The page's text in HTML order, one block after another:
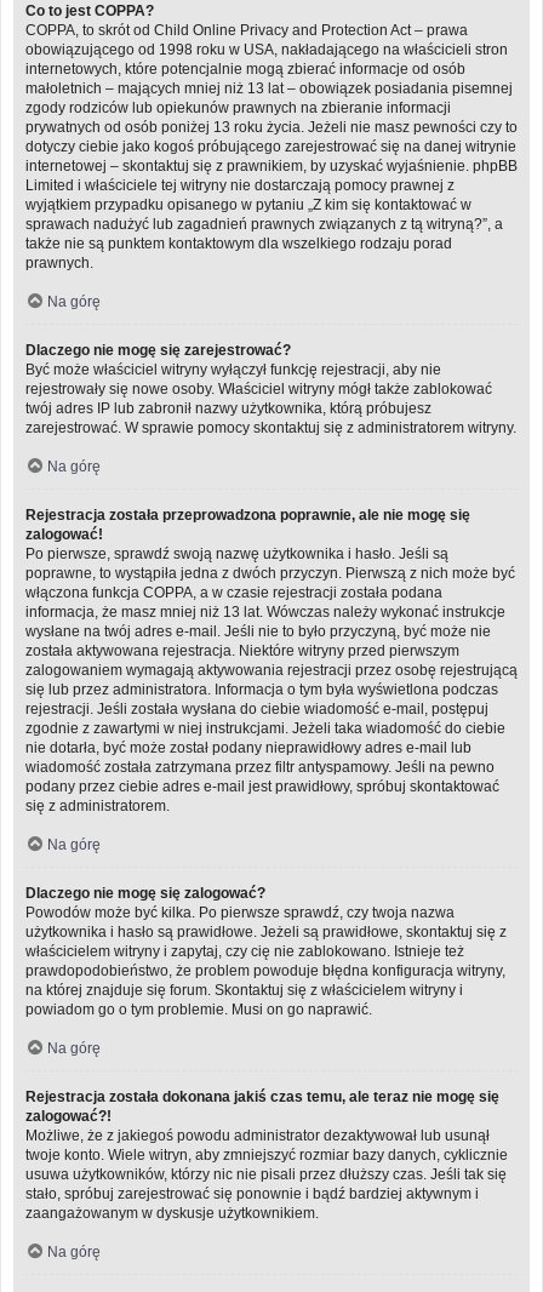
Co to jest COPPA?
COPPA, to skrót od Child Online Privacy and Protection Act – prawa
obowiązującego od 1998 roku w USA, nakładającego na właścicieli stron
internetowych, które potencjalnie mogą zbierać informacje od osób
małoletnich – mających mniej niż 13 lat – obowiązek posiadania pisemnej
zgody rodziców lub opiekunów prawnych na zbieranie informacji
prywatnych od osób poniżej 13 roku życia. Jeżeli nie masz pewności czy to
dotyczy ciebie jako kogoś próbującego zarejestrować się na danej witrynie
internetowej – skontaktuj się z prawnikiem, by uzyskać wyjaśnienie. phpBB
Limited i właściciele tej witryny nie dostarczają pomocy prawnej z
wyjątkiem przypadku opisanego w pytaniu „Z kim się kontaktować w
sprawach nadużyć lub zagadnień prawnych związanych z tą witryną?”, a
także nie są punktem kontaktowym dla wszelkiego rodzaju porad
prawnych.
Na górę
Dlaczego nie mogę się zarejestrować?
Być może właściciel witryny wyłączył funkcję rejestracji, aby nie
rejestrowały się nowe osoby. Właściciel witryny mógł także zablokować
twój adres IP lub zabronił nazwy użytkownika, którą próbujesz
zarejestrować. W sprawie pomocy skontaktuj się z administratorem witryny.
Na górę
Rejestracja została przeprowadzona poprawnie, ale nie mogę się
zalogować!
Po pierwsze, sprawdź swoją nazwę użytkownika i hasło. Jeśli są
poprawne, to wystąpiła jedna z dwóch przyczyn. Pierwszą z nich może być
włączona funkcja COPPA, a w czasie rejestracji została podana
informacja, że masz mniej niż 13 lat. Wówczas należy wykonać instrukcje
wysłane na twój adres e-mail. Jeśli nie to było przyczyną, być może nie
została aktywowana rejestracja. Niektóre witryny przed pierwszym
zalogowaniem wymagają aktywowania rejestracji przez osobę rejestrującą
się lub przez administratora. Informacja o tym była wyświetlona podczas
rejestracji. Jeśli została wysłana do ciebie wiadomość e-mail, postępuj
zgodnie z zawartymi w niej instrukcjami. Jeżeli taka wiadomość do ciebie
nie dotarła, być może został podany nieprawidłowy adres e-mail lub
wiadomość została zatrzymana przez filtr antyspamowy. Jeśli na pewno
podany przez ciebie adres e-mail jest prawidłowy, spróbuj skontaktować
się z administratorem.
Na górę
Dlaczego nie mogę się zalogować?
Powodów może być kilka. Po pierwsze sprawdź, czy twoja nazwa
użytkownika i hasło są prawidłowe. Jeżeli są prawidłowe, skontaktuj się z
właścicielem witryny i zapytaj, czy cię nie zablokowano. Istnieje też
prawdopodobieństwo, że problem powoduje błędna konfiguracja witryny,
na której znajduje się forum. Skontaktuj się z właścicielem witryny i
powiadom go o tym problemie. Musi on go naprawić.
Na górę
Rejestracja została dokonana jakiś czas temu, ale teraz nie mogę się
zalogować?!
Możliwe, że z jakiegoś powodu administrator dezaktywował lub usunął
twoje konto. Wiele witryn, aby zmniejszyć rozmiar bazy danych, cyklicznie
usuwa użytkowników, którzy nic nie pisali przez dłuższy czas. Jeśli tak się
stało, spróbuj zarejestrować się ponownie i bądź bardziej aktywnym i
zaangażowanym w dyskusje użytkownikiem.
Na górę